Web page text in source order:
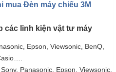
mua Đèn máy chiếu 3M
các linh kiện vật tư máy
Epson, Viewsonic, BenQ,
Panasonic, Epson, Viewsonic,